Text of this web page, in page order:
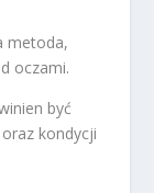
metoda,
oczami.
być
kondycji